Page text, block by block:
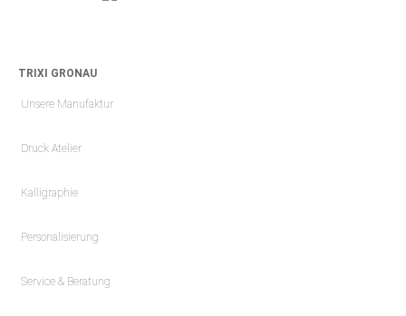
TRIXI GRONAU
Unsere Manufaktur
Druck Atelier
Kalligraphie
Personalisierung
Service & Beratung